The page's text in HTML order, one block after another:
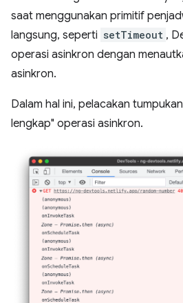
saat menggunakan primitif
langsung, seperti setTimeout ,
operasi asinkron dengan
asinkron.
Dalam hal ini, pelacakan
lengkap" operasi asinkron.